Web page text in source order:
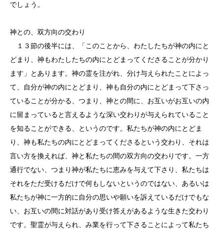
でしょう。
神との、双方向の交わり
１３節の後半には、「このことから、わたしたちが神の内にと
どまり、神もわたしたちの内にとどまってくださることが分かり
ます」とあります。神の霊を注がれ、分け与えられたことによっ
て、自分が神の内にとどまり、神も自分の内にとどまって下さっ
ていることが分かる、つまり、神との間に、お互いがお互いの内
に留まっていると言えるような深い交わりが与えられていること
を知ることができる、というのです。私たちが神の内にとどま
り、神も私たちの内にとどまってくださるという交わり、それは
言い方を換えれば、神と私たちの間の双方向の交わりです。一方
通行でない、つまり神が私たちに恵みを与えて下さり、私たちは
それをただ受けるだけで何もしないというのではない、あるいは
私たちが神に一方的に自分の思いや願いを訴えているだけでもな
い、お互いの間に対話があり受け答えがあるような生きた交わり
です。聖霊が与えられ、み業を行って下さることによって私たち